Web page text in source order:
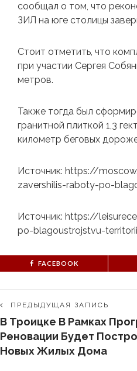
сообщал о том, что
ЗИЛ на юге столицы
Стоит отметить, что
при участии Сергея
метров.
Также тогда был
гранитной плиткой 1,3
километр беговых
Источник: https://
zavershilis-raboty-po-
Источник: https://
po-blagoustrojstvu-
FACEBOOK
ПРЕДЫДУЩАЯ ЗАПИСЬ
В Троицке В Рамках
Реновации Будет
Новых Жилых Дома